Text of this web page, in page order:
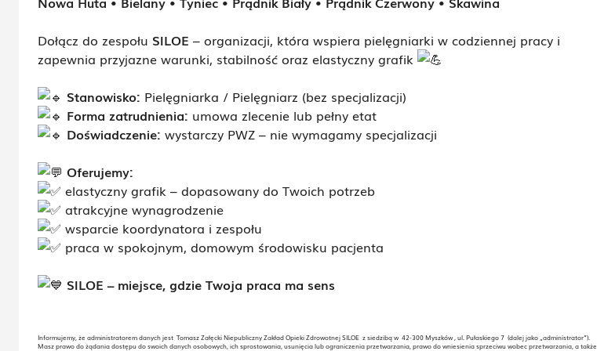
Dołącz do zespołu SILOE – organizacji, która wspiera pielęgniarki w codziennej pracy i
zapewnia przyjazne warunki, stabilność oraz elastyczny grafik
Stanowisko: Pielęgniarka / Pielęgniarz (bez specjalizacji)
Forma zatrudnienia: umowa zlecenie lub pełny etat
Doświadczenie: wystarczy PWZ – nie wymagamy specjalizacji
Oferujemy:
elastyczny grafik – dopasowany do Twoich potrzeb
atrakcyjne wynagrodzenie
wsparcie koordynatora i zespołu
praca w spokojnym, domowym środowisku pacjenta
SILOE – miejsce, gdzie Twoja praca ma sens
Informujemy, że administratorem danych jest Tomasz Załęcki Niepubliczny Zakład Opieki Zdrowotnej SILOE z siedzibą w 42-300 Myszków , ul. Pułaskiego 7 (dalej jako „administrator”).
Masz prawo do żądania dostępu do swoich danych osobowych, ich sprostowania, usunięcia lub ograniczenia przetwarzania, prawo do wniesienia sprzeciwu wobec przetwarzania, a także